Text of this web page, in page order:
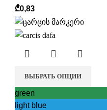
₾0,83
ВЫБРАТЬ ОПЦИИ
green
light blue